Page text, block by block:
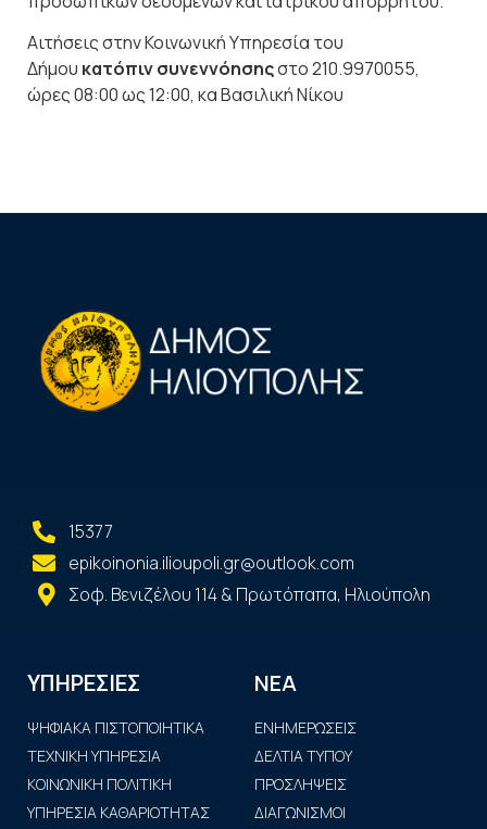
Αιτήσεις στην Κοινωνική Υπηρεσία του
Δήμου κατόπιν συνεννόησηςστο 210.9970055,
ώρες 08:00 ως 12:00, κα Βασιλική Νίκου
15377
epikoinonia.ilioupoli.gr@outlook.com
Σοφ. Βενιζέλου 114 & Πρωτόπαπα, Ηλιούπολη
ΥΠΗΡΕΣΙΕΣ
ΨΗΦΙΑΚΑ ΠΙΣΤΟΠΟΙΗΤΙΚΑ
ΤΕΧΝΙΚΗ ΥΠΗΡΕΣΙΑ
ΚΟΙΝΩΝΙΚΗ ΠΟΛΙΤΙΚΗ
ΥΠΗΡΕΣΙΑ ΚΑΘΑΡΙΟΤΗΤΑΣ
ΝΕΑ
ΕΝΗΜΕΡΩΣΕΙΣ
ΔΕΛΤΙΑ ΤΥΠΟΥ
ΠΡΟΣΛΗΨΕΙΣ
ΔΙΑΓΩΝΙΣΜΟΙ